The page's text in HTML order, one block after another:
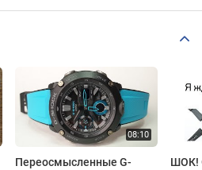
Переосмысленные G-
ШОК!